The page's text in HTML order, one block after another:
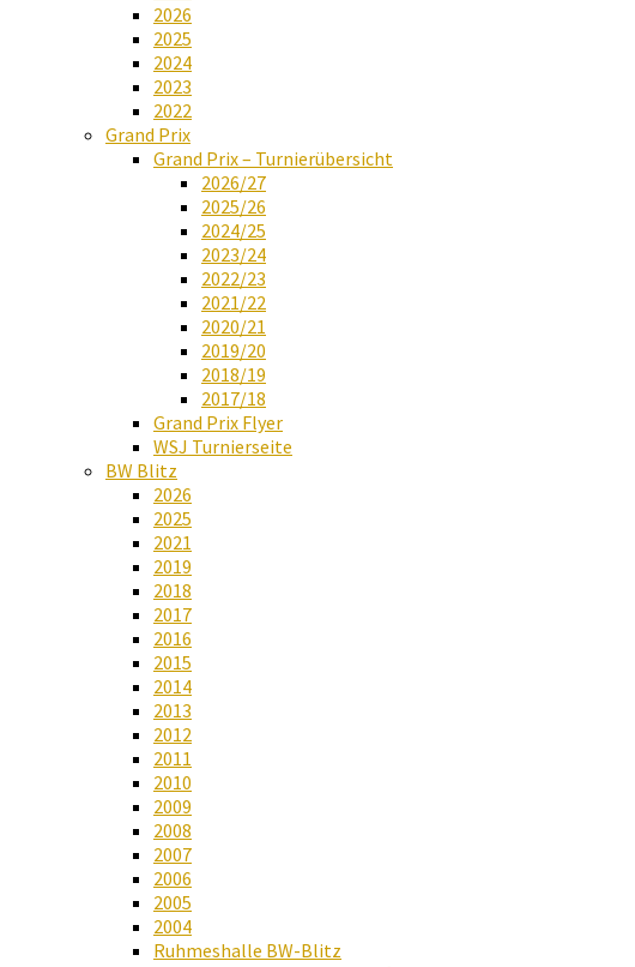
2026
2025
2024
2023
2022
Grand Prix
Grand Prix – Turnierübersicht
2026/27
2025/26
2024/25
2023/24
2022/23
2021/22
2020/21
2019/20
2018/19
2017/18
Grand Prix Flyer
WSJ Turnierseite
BW Blitz
2026
2025
2021
2019
2018
2017
2016
2015
2014
2013
2012
2011
2010
2009
2008
2007
2006
2005
2004
Ruhmeshalle BW-Blitz